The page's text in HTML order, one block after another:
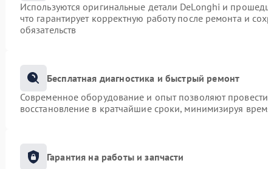
Используются оригинальные детали DeLonghi и
что гарантирует корректную работу после ремонта и
обязательств
Бесплатная диагностика и быстрый ремонт
Современное оборудование и опыт позволяют провести
восстановление в кратчайшие сроки, минимизируя
Гарантия на работы и запчасти